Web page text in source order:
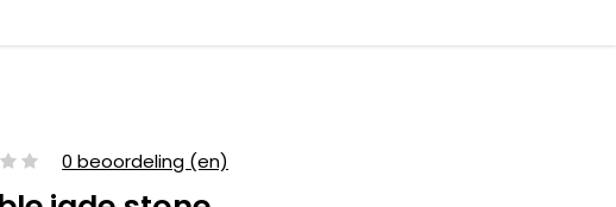
0 beoordeling (en)